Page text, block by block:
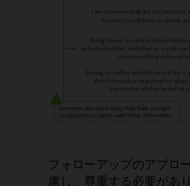
フォローアップのアプロ
慮し、尊重する必要があ